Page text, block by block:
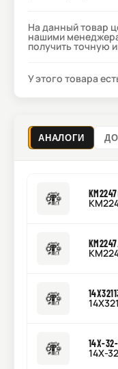
На данный товар
нашими
получить точную
У этого товара
АНАЛОГИ
KM2247
KM2247
14X-
14X-